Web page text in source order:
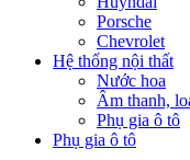
Porsche
Chevrolet
Hệ thống nội thất
Nước hoa
Âm thanh,
Phụ gia ô tô
Phụ gia ô tô